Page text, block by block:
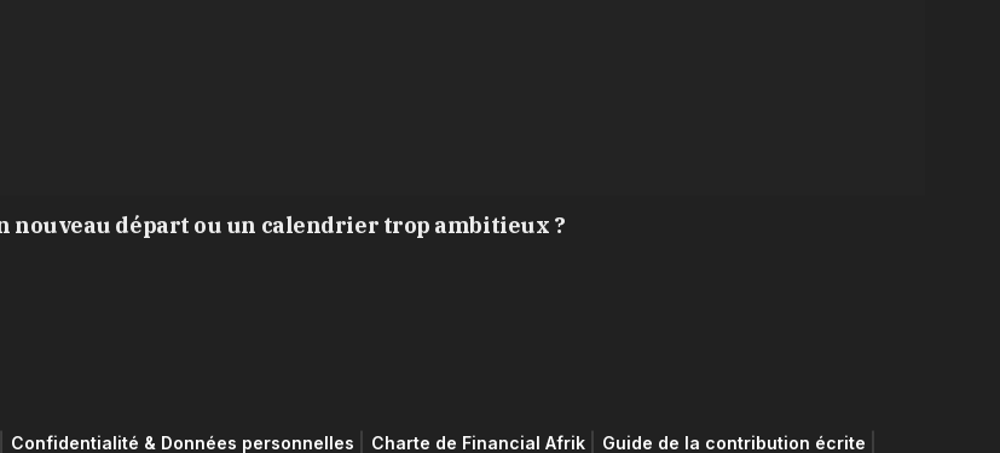
nouveau départ ou un calendrier trop ambitieux ?
Confidentialité & Données personnelles Charte de Financial Afrik Guide de la contribution écrite